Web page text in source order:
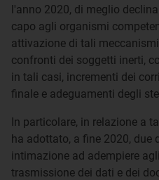
l'anno 2020, di meglio
capo agli organismi
attivazione di tali
confronti dei soggetti inerti,
in tali casi, incrementi dei
finale e adeguamenti degli
In particolare, in relazione a
ha adottato, a fine 2020, due
intimazione ad adempiere
trasmissione dei dati e dei